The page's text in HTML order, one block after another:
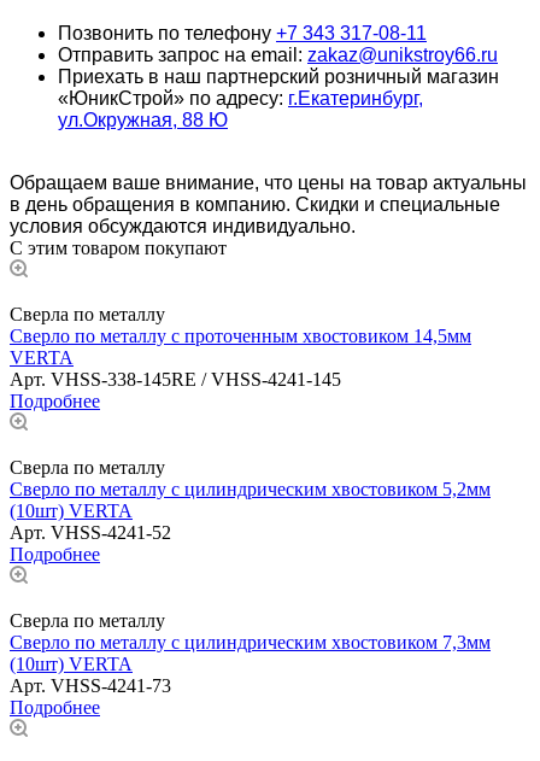
Позвонить по телефону +7 343 317-08-11
Отправить запрос на email: zakaz@unikstroy66.ru
Приехать в наш партнерский розничный магазин
«ЮникСтрой» по адресу: г.Екатеринбург,
ул.Окружная, 88 Ю
Обращаем ваше внимание, что цены на товар актуальны
в день обращения в компанию. Скидки и специальные
условия обсуждаются индивидуально.
С этим товаром покупают
Сверла по металлу
Сверло по металлу с проточенным хвостовиком 14,5мм
VERTA
Арт. VHSS-338-145RE / VHSS-4241-145
Подробнее
Сверла по металлу
Сверло по металлу с цилиндрическим хвостовиком 5,2мм
(10шт) VERTA
Арт. VHSS-4241-52
Подробнее
Сверла по металлу
Сверло по металлу с цилиндрическим хвостовиком 7,3мм
(10шт) VERTA
Арт. VHSS-4241-73
Подробнее